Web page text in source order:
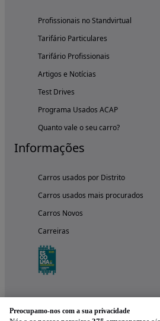
Profissionais no Standvirtual
Tarifário Particulares
Tarifário Profissionais
Artigos e Notícias
Test Drives
Programa Usados ACAP
Quanto vale o seu carro?
Informações
Carros usados por Distrito
Carros usados mais procurados
Carros Novos
Carreiras
Preocupamo-nos com a sua privacidade